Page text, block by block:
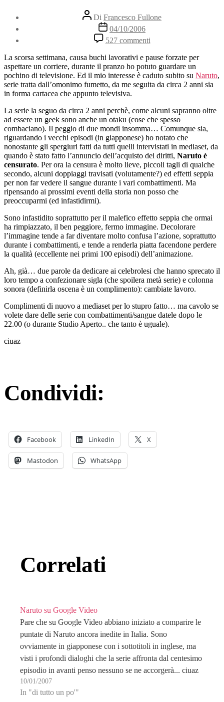
Autore
articolo
Di Francesco Fullone
Data
dell'articolo
04/10/2006
527 commentisu
Naruto
ed
Italia
1
La scorsa settimana, causa buchi lavorativi e pause forzate per
aspettare un corriere, durante il pranzo ho potuto guardare un
pochino di televisione. Ed il mio interesse è caduto subito su Naruto,
serie tratta dall’omonimo fumetto, da me seguita da circa 2 anni sia
in forma cartacea che appunto televisiva.
La serie la seguo da circa 2 anni perchè, come alcuni sapranno oltre
ad essere un geek sono anche un otaku (cose che spesso
combaciano). Il peggio di due mondi insomma… Comunque sia,
riguardando i vecchi episodi (in giapponese) ho notato che
nonostante gli spergiuri fatti da tutti quelli intervistati in mediaset, da
quando è stato fatto l’annuncio dell’acquisto dei diritti, Naruto è
censurato. Per ora la censura è molto lieve, piccoli tagli di qualche
secondo, alcuni doppiaggi travisati (volutamente?) ed effetti seppia
per non far vedere il sangue durante i vari combattimenti. Ma
ripensando ai prossimi eventi della storia non posso che
preoccuparmi (ed infastidirmi).
Sono infastidito soprattutto per il malefico effetto seppia che ormai
ha rimpiazzato, il ben peggiore, fermo immagine. Decolorare
l’immagine tende a far diventare molto confusa l’azione, soprattutto
durante i combattimenti, e tende a renderla piatta facendone perdere
la qualità (eccellente nei primi 100 episodi) dell’animazione.
Ah, già… due parole da dedicare ai celebrolesi che hanno sprecato il
loro tempo a confezionare sigla (che spoilera metà serie) e colonna
sonora (definirla oscena è un complimento): cambiate lavoro.
Complimenti di nuovo a mediaset per lo stupro fatto… ma cavolo se
volete dare delle serie con combattimenti/sangue datele dopo le
22.00 (o durante Studio Aperto.. che tanto è uguale).
ciuaz
Condividi:
Facebook LinkedIn X
Mastodon WhatsApp
Correlati
Naruto su Google Video
Pare che su Google Video abbiano iniziato a comparire le
puntate di Naruto ancora inedite in Italia. Sono
ovviamente in giapponese con i sottotitoli in inglese, ma
visti i profondi dialoghi che la serie affronta dal centesimo
episodio in avanti penso nessuno se ne accorgerà... ciuaz
10/01/2007
In "di tutto un po'"